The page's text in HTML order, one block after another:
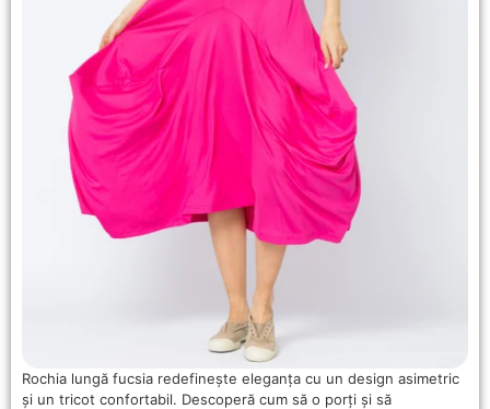
Rochia lungă fucsia redefinește eleganța cu un design asimetric
și un tricot confortabil. Descoperă cum să o porți și să